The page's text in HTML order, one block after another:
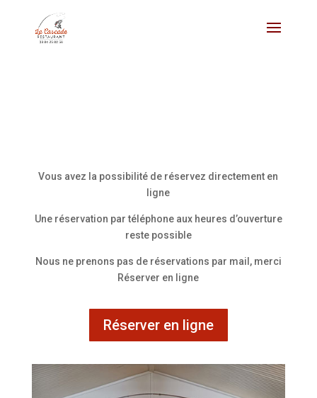
Vous avez la possibilité de réservez directement en
ligne
Une réservation par téléphone aux heures d’ouverture
reste possible
Nous ne prenons pas de réservations par mail, merci
Réserver en ligne
Réserver en ligne